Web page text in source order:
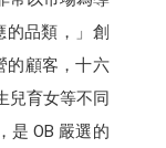
的品類，」創
的顧客，十六
兒育女等不同
是 OB 嚴選的